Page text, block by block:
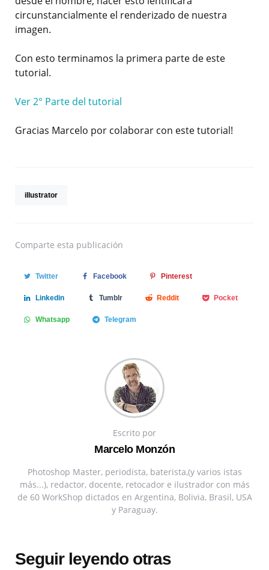
circunstancialmente el renderizado de nuestra
imagen.
Con esto terminamos la primera parte de este
tutorial.
Ver 2° Parte del tutorial
Gracias Marcelo por colaborar con este tutorial!
illustrator
Comparte esta publicación
Twitter Facebook Pinterest
Linkedin Tumblr Reddit Pocket
Whatsapp Telegram
Escrito por
Marcelo Monzón
Photoshop Master, periodista, baterista,(y varios istas
más...), redactor, docente, retocador e ilustrador con más
de 60 WorkShop dictados en Argentina, Bolivia, Brasil, USA
y Paraguay.
Seguir leyendo otras